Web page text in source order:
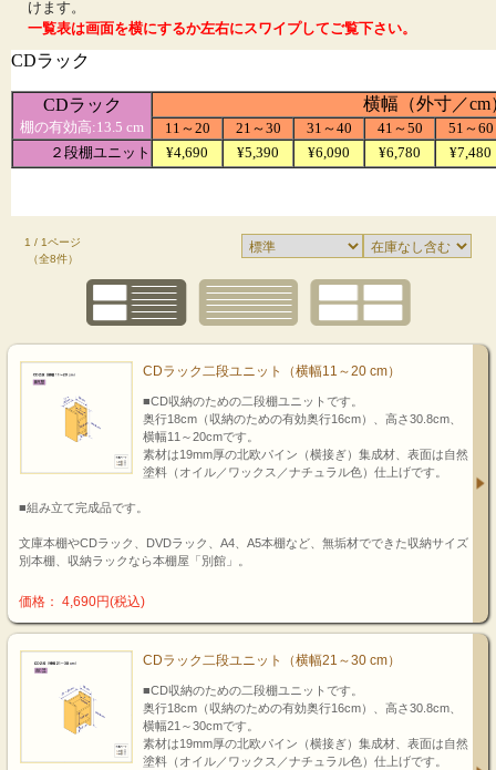
けます。
一覧表は画面を横にするか左右にスワイプしてご覧下さい。
1 / 1ページ
（全8件）
CDラック二段ユニット（横幅11～20 cm）
■CD収納のための二段棚ユニットです。
奥行18cm（収納のための有効奥行16cm）、高さ30.8cm、
横幅11～20cmです。
素材は19mm厚の北欧パイン（横接ぎ）集成材、表面は自然
塗料（オイル／ワックス／ナチュラル色）仕上げです。
■組み立て完成品です。
文庫本棚やCDラック、DVDラック、A4、A5本棚など、無垢材でできた収納サイズ
別本棚、収納ラックなら本棚屋「別館」。
価格： 4,690円(税込)
CDラック二段ユニット（横幅21～30 cm）
■CD収納のための二段棚ユニットです。
奥行18cm（収納のための有効奥行16cm）、高さ30.8cm、
横幅21～30cmです。
素材は19mm厚の北欧パイン（横接ぎ）集成材、表面は自然
塗料（オイル／ワックス／ナチュラル色）仕上げです。